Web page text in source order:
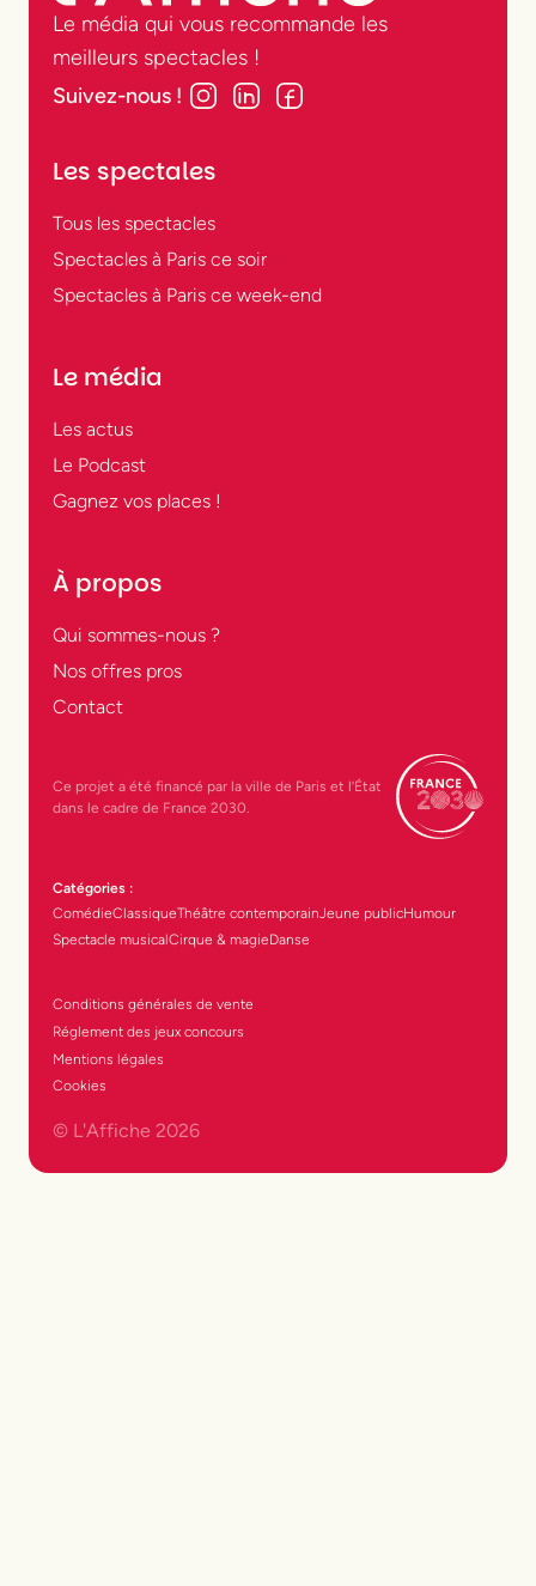
Le média qui vous recommande les
meilleurs spectacles !
Suivez-nous !
Les spectales
Tous les spectacles
Spectacles à Paris ce soir
Spectacles à Paris ce week-end
Le média
Les actus
Le Podcast
Gagnez vos places !
À propos
Qui sommes-nous ?
Nos offres pros
Contact
Ce projet a été financé par la ville de Paris et l’État
dans le cadre de France 2030.
Catégories :
ComédieClassiqueThéâtre contemporainJeune publicHumour
Spectacle musicalCirque & magieDanse
Conditions générales de vente
Réglement des jeux concours
Mentions légales
Cookies
© L'Affiche 2026